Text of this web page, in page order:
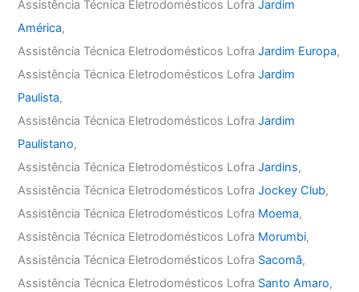
Assistência Técnica Eletrodomésticos LofraJardim
América,
Assistência Técnica Eletrodomésticos LofraJardim Europa,
Assistência Técnica Eletrodomésticos LofraJardim
Paulista,
Assistência Técnica Eletrodomésticos LofraJardim
Paulistano,
Assistência Técnica Eletrodomésticos LofraJardins,
Assistência Técnica Eletrodomésticos LofraJockey Club,
Assistência Técnica Eletrodomésticos Lofra Moema,
Assistência Técnica Eletrodomésticos Lofra Morumbi,
Assistência Técnica Eletrodomésticos Lofra Sacomã,
Assistência Técnica Eletrodomésticos Lofra Santo Amaro,